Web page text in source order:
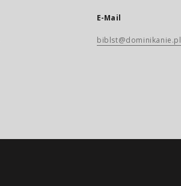
E-Mail
biblst@dominikanie.pl